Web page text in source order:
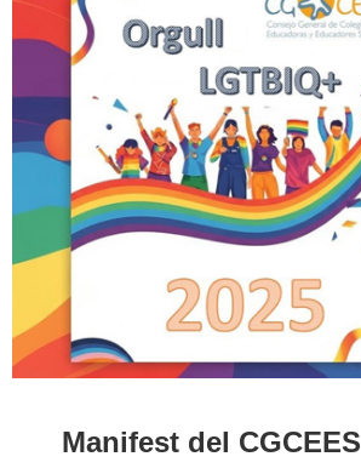
Manifest del CGCEES